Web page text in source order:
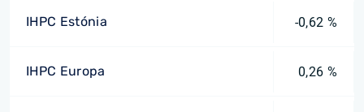
IHPC Estónia -0,62 %
IHPC Europa 0,26 %